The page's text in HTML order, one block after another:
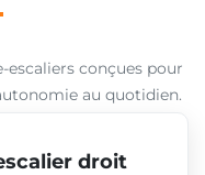
conçues pour
au quotidien.
droit